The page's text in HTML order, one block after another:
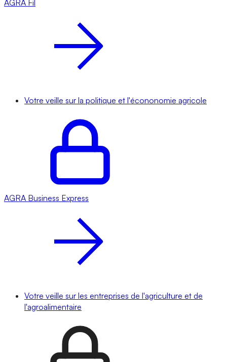
AGRA Fil
Votre veille sur la politique et l'écononomie agricole
AGRA Business Express
Votre veille sur les entreprises de l'agriculture et de
l'agroalimentaire